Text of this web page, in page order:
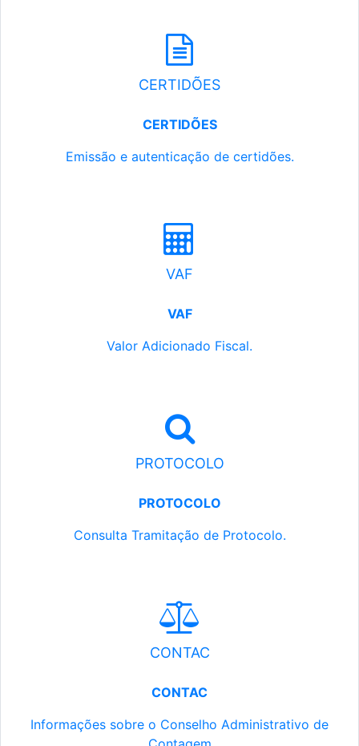
CERTIDÕES
CERTIDÕES
Emissão e autenticação de certidões.
VAF
VAF
Valor Adicionado Fiscal.
PROTOCOLO
PROTOCOLO
Consulta Tramitação de Protocolo.
CONTAC
CONTAC
Informações sobre o Conselho Administrativo de